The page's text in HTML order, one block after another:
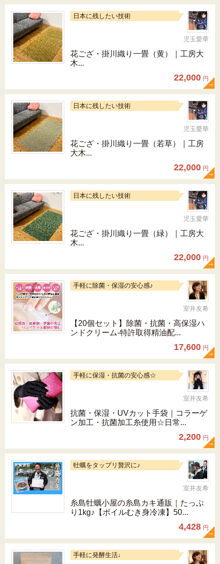
日本に残したい技術
児玉愛華
花ござ・掛川織り一畳（黄）｜工房大
木...
22,000 円
日本に残したい技術
児玉愛華
花ござ・掛川織り一畳（若草）｜工房
大木...
22,000 円
日本に残したい技術
児玉愛華
花ござ・掛川織り一畳（緑）｜工房大
木...
22,000 円
手軽に除菌・保湿の安心感♪
室井友希
【20個セット】除菌・抗菌・高保湿ハ
ンドクリーム-特許取得精油配...
17,600 円
手軽に保湿・抗菌の安心感☆
室井友希
抗菌・保湿・UVカット手袋｜コラーゲ
ン加工・抗菌加工糸使用☆日常...
2,200 円
牡蠣をタップリ贅沢に♪
室井友希
糸島牡蠣小屋の糸島カキ通販｜たっぷ
り1kg♪【ボイルむき身冷凍】50...
4,428 円
手軽に発酵生活♩